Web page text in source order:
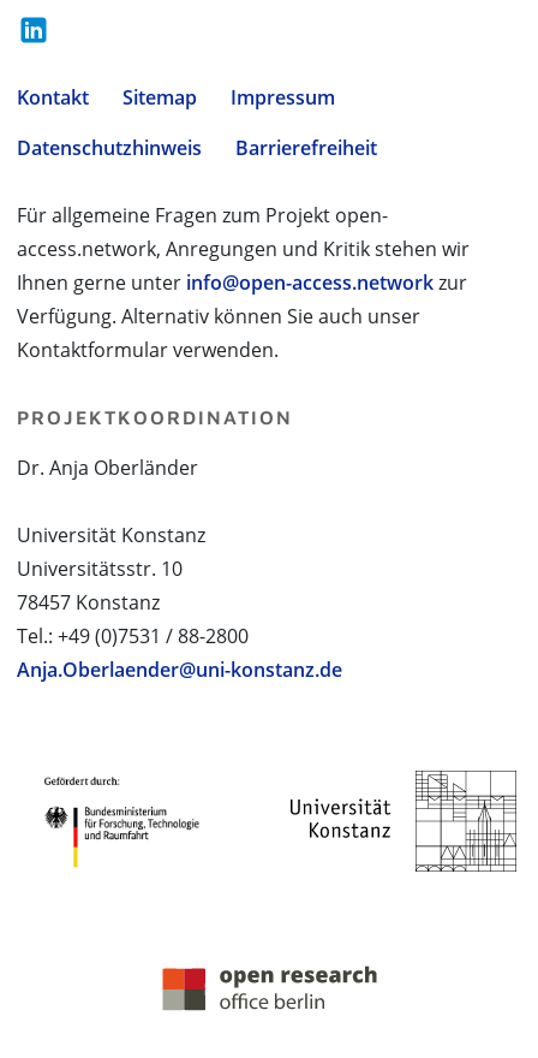
Kontakt Sitemap
Impressum
Datenschutzhinweis
Barrierefreiheit
Für allgemeine Fragen zum Projekt open-
access.network, Anregungen und Kritik stehen wir
Ihnen gerne unter info@open-access.networkzur
Verfügung. Alternativ können Sie auch unser
Kontaktformular verwenden.
PROJEKTKOORDINATION
Dr. Anja Oberländer
Universität Konstanz
Universitätsstr. 10
78457 Konstanz
Tel.: +49 (0)7531 / 88-2800
Anja.Oberlaender@uni-konstanz.de